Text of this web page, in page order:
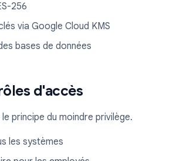
256
via Google Cloud KMS
bases de données
d'accès
principe du moindre privilège.
les systèmes